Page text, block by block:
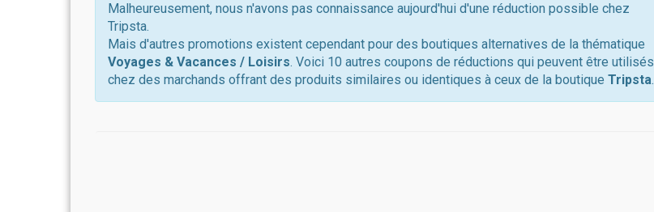
Malheureusement, nous n'avons pas connaissance aujourd'hui d'une réduction possible chez
Tripsta.
Mais d'autres promotions existent cependant pour des boutiques alternatives de la thématique
Voyages & Vacances / Loisirs. Voici 10 autres coupons de réductions qui peuvent être utilisés
chez des marchands offrant des produits similaires ou identiques à ceux de la boutique Tripsta.